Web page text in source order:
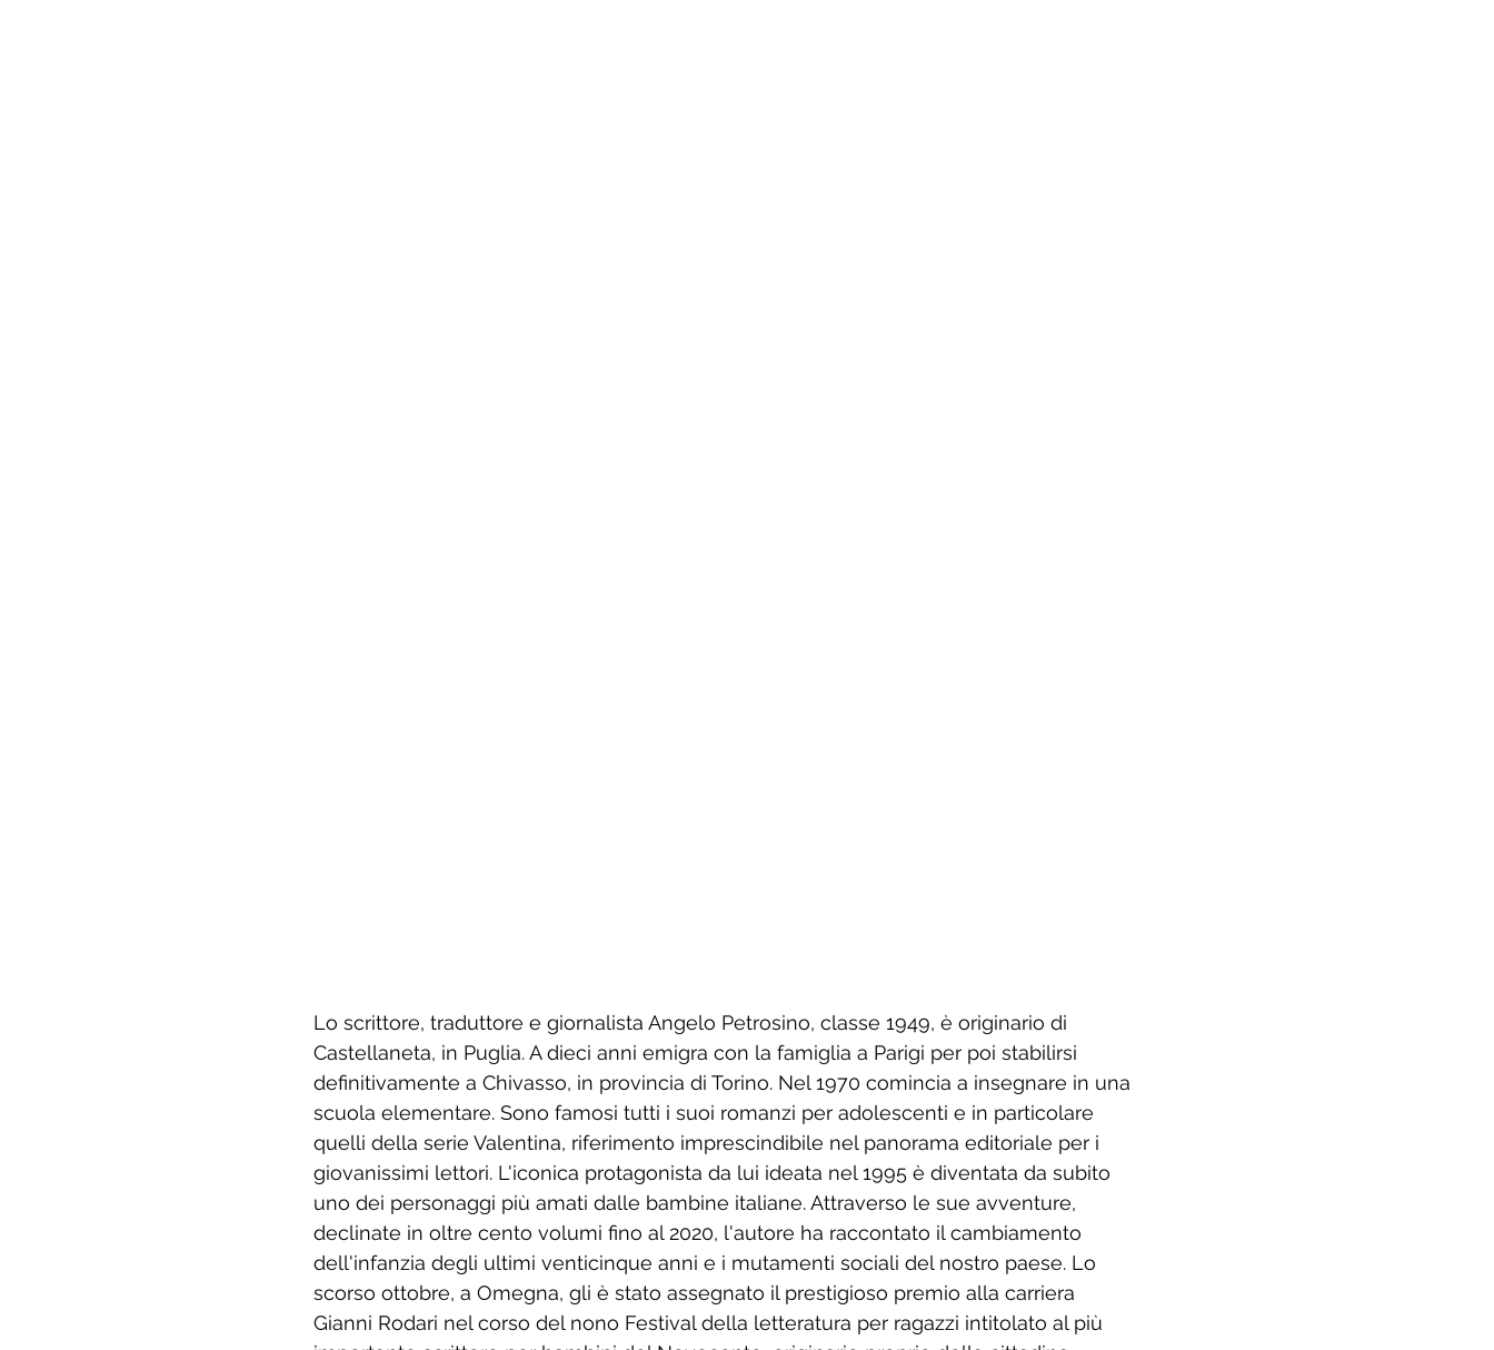
Lo scrittore, traduttore e giornalista Angelo Petrosino, classe 1949, è originario di
Castellaneta, in Puglia. A dieci anni emigra con la famiglia a Parigi per poi stabilirsi
definitivamente a Chivasso, in provincia di Torino. Nel 1970 comincia a insegnare in una
scuola elementare. Sono famosi tutti i suoi romanzi per adolescenti e in particolare
quelli della serie Valentina, riferimento imprescindibile nel panorama editoriale per i
giovanissimi lettori. L'iconica protagonista da lui ideata nel 1995 è diventata da subito
uno dei personaggi più amati dalle bambine italiane. Attraverso le sue avventure,
declinate in oltre cento volumi fino al 2020, l'autore ha raccontato il cambiamento
dell'infanzia degli ultimi venticinque anni e i mutamenti sociali del nostro paese. Lo
scorso ottobre, a Omegna, gli è stato assegnato il prestigioso premio alla carriera
Gianni Rodari nel corso del nono Festival della letteratura per ragazzi intitolato al più